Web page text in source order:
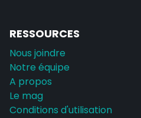
RESSOURCES
Nous joindre
Notre équipe
A propos
Le mag
Conditions d'utilisation